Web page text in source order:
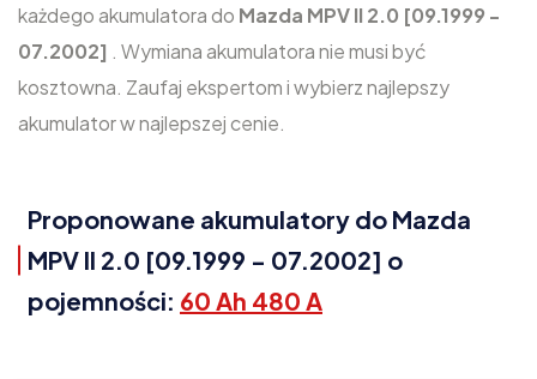
każdego akumulatora do Mazda MPV II 2.0 [09.1999 -
07.2002] . Wymiana akumulatora nie musi być
kosztowna. Zaufaj ekspertom i wybierz najlepszy
akumulator w najlepszej cenie.
Proponowane akumulatory do Mazda
MPV II 2.0 [09.1999 - 07.2002] o
pojemności: 60 Ah 480 A